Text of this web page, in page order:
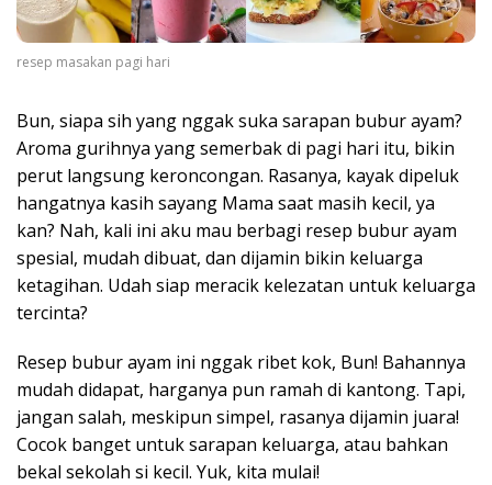
resep masakan pagi hari
Bun, siapa sih yang nggak suka sarapan bubur ayam?
Aroma gurihnya yang semerbak di pagi hari itu, bikin
perut langsung keroncongan. Rasanya, kayak dipeluk
hangatnya kasih sayang Mama saat masih kecil, ya
kan? Nah, kali ini aku mau berbagi resep bubur ayam
spesial, mudah dibuat, dan dijamin bikin keluarga
ketagihan. Udah siap meracik kelezatan untuk keluarga
tercinta?
Resep bubur ayam ini nggak ribet kok, Bun! Bahannya
mudah didapat, harganya pun ramah di kantong. Tapi,
jangan salah, meskipun simpel, rasanya dijamin juara!
Cocok banget untuk sarapan keluarga, atau bahkan
bekal sekolah si kecil. Yuk, kita mulai!